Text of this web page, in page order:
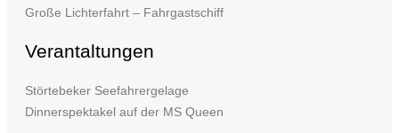
Große Lichterfahrt – Fahrgastschiff
Verantaltungen
Störtebeker Seefahrergelage
Dinnerspektakel auf der MS Queen